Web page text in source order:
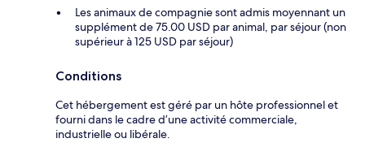
Les animaux de compagnie sont admis moyennant un
supplément de 75.00 USD par animal, par séjour (non
supérieur à 125 USD par séjour)
Conditions
Cet hébergement est géré par un hôte professionnel et
fourni dans le cadre d’une activité commerciale,
industrielle ou libérale.